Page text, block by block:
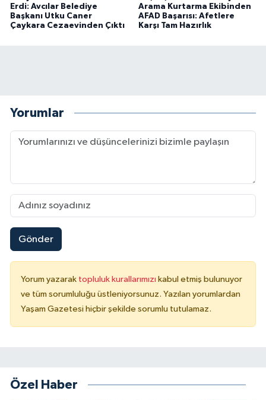
Erdi: Avcılar Belediye
Başkanı Utku Caner
Çaykara Cezaevinden Çıktı
Arama Kurtarma Ekibinden
AFAD Başarısı: Afetlere
Karşı Tam Hazırlık
Yorumlar
Gönder
Yorum yazarak topluluk kurallarımızı kabul etmiş bulunuyor
ve tüm sorumluluğu üstleniyorsunuz. Yazılan yorumlardan
Yaşam Gazetesi hiçbir şekilde sorumlu tutulamaz.
Özel Haber